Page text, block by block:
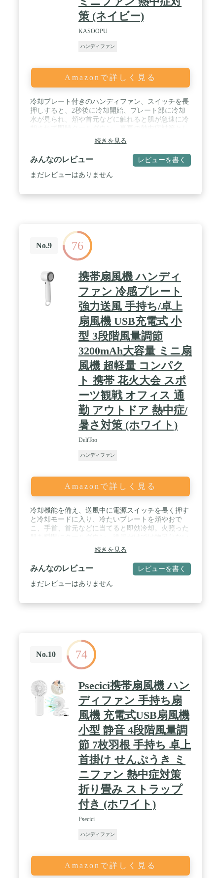
テリーの持ちが良いのが特長です。水洗い可能なの
で清潔さを保ちながら長くご使用いただけます。夏
ひお試しください。 / 🌟【180°無階段・革新的な設
計】BILIWALの携帯ミニ扇風機は、180°無階段調節
に調整して、涼しさを最大限に楽しむことができま
す。コンパクトな設計が特長です。手のひらサイズ
で持ち運びに便利なため、どこでも快適さを実現で
様々な場所で活躍します。快適さと便利さを両立さ
せた特徴的な機能があります。スマホを置くだけ
で、快適な視聴体験と涼しさを実現できます。動画
ます。この夏、心地よい風と快適な体験をお求めの
品質・1年間保証付き】安全性を考慮した設計で、
ご家庭でも安心です。弊社の扇風機は豊富な適用シ
ーンに対応しており、家庭やオフィス、キャンプや
ンディファンは、お客様の期待を超えるパフォーマ
ンスをお届けいたします。ぜひ、ご愛用ください。
策 (ネイビー)
KASOOPU
ハンディファン
Amazonで詳しく見る
冷却プレート付きのハンディファン、スイッチを長
押しすると、2秒後に冷却開始、プレート部に冷却
水が見られ、頬や首元などに触れると肌が急速に冷
て最適。 / 超ミニファンでありながらも風力アップ
して、涼しい風を届けてくれます。風力を弱・中・
強の3段階から切り替えられ、心地の良い自然風で
モワッとした熱気を吹き飛ばして、冷却機能と併用
するとさらに涼しい。 / 超軽量扇風機で、手持ちで
タンより弊社までご連絡いただければ迅速に対応い
たします。
続きを見る
みんなのレビュー レビューを書く
まだレビューはありません
No.9 76
携帯扇風機 ハンディ
ファン 冷感プレート
強力送風 手持ち/卓上
扇風機 USB充電式 小
型 3段階風量調節
3200mAh大容量 ミニ扇
風機 超軽量 コンパク
ト 携帯 花火大会 スポ
ーツ観戦 オフィス 通
勤 アウトドア 熱中症/
暑さ対策 (ホワイト)
DeliToo
ハンディファン
Amazonで詳しく見る
冷却機能を備え、送風中に電源スイッチを長く押す
と冷却モードに入り、冷たいプレートを頬やおで
こ、手首、首元などに当てると即効冷却。火照った
暑すぎる夏の熱中症対策に最適。 / 弱・中・強の3
段階風量から調節可能、冷却機能と併用すると、暑
苦しい夏でも涼しく過ごせます。3200mAhバッテリ
ーを内蔵し、モバイルバッテリーやパソコン、USB
充電器に接続すると充電できるusb扇風機です。3時
い勝手抜群。室内外問わずに活躍できる小型扇風機
です。
続きを見る
みんなのレビュー レビューを書く
まだレビューはありません
No.10 74
Psecici携帯扇風機 ハン
ディファン 手持ち扇
風機 充電式USB扇風機
小型 静音 4段階風量調
節 7枚羽根 手持ち 卓上
首掛け せんぷうき ミ
ニファン 熱中症対策
折り畳み ストラップ
付き (ホワイト)
Psecici
ハンディファン
Amazonで詳しく見る